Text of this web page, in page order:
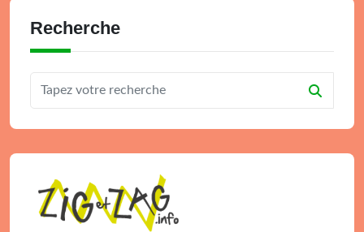
Recherche